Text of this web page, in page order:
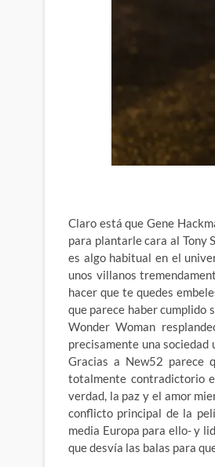
Claro está que Gene
para plantarle cara al Tony
es algo habitual en el
unos villanos
hacer que te quedes
que parece haber cumplido
Wonder Woman
precisamente una
Gracias a New52 parece
totalmente contradictorio
verdad, la paz y el amor
conflicto principal de la
media Europa para ello- y
que desvía las balas para